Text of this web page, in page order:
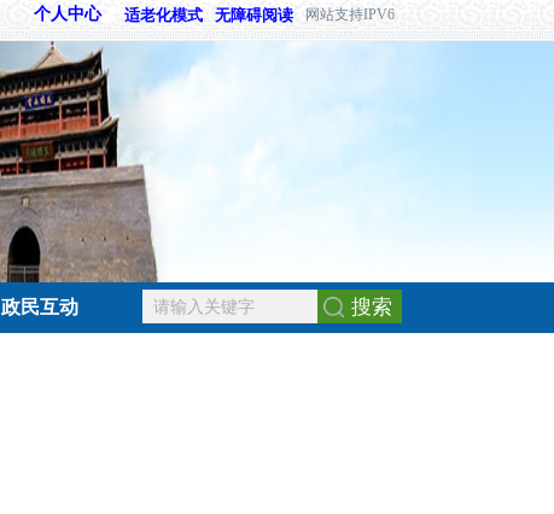
网站支持IPV6
无障碍阅读
适老化模式
个人中心
政民互动 搜索